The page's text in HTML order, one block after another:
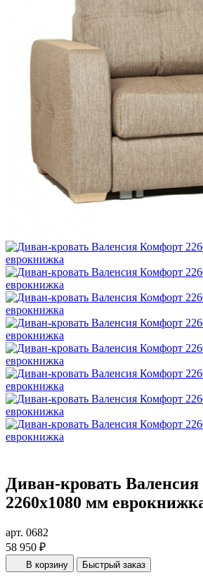
Диван-кровать
2260х1080 мм
арт. 0682
58 950 ₽
В корзину Быстрый заказ